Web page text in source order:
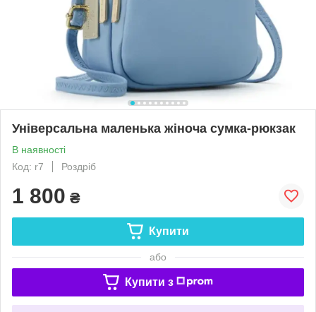
Універсальна маленька жіноча сумка-рюкзак
В наявності
Код: r7
Роздріб
1 800 ₴
Купити
або
Купити з